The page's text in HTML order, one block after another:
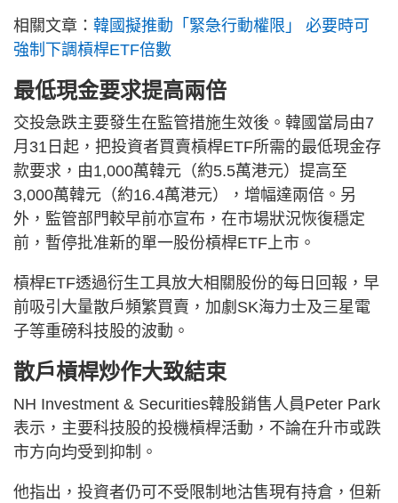
相關文章： 韓國擬推動「緊急行動權限」 必要時可
強制下調槓桿ETF倍數
最低現金要求提高兩倍
交投急跌主要發生在監管措施生效後。韓國當局由7
月31日起，把投資者買賣槓桿ETF所需的最低現金存
款要求，由1,000萬韓元（約5.5萬港元）提高至
3,000萬韓元（約16.4萬港元），增幅達兩倍。另
外，監管部門較早前亦宣布，在市場狀況恢復穩定
前，暫停批准新的單一股份槓桿ETF上市。
槓桿ETF透過衍生工具放大相關股份的每日回報，早
前吸引大量散戶頻繁買賣，加劇SK海力士及三星電
子等重磅科技股的波動。
散戶槓桿炒作大致結束
NH Investment & Securities韓股銷售人員Peter Park
表示，主要科技股的投機槓桿活動，不論在升市或跌
市方向均受到抑制。
他指出，投資者仍可不受限制地沽售現有持倉，但新